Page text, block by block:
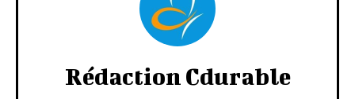
Rédaction Cdurable